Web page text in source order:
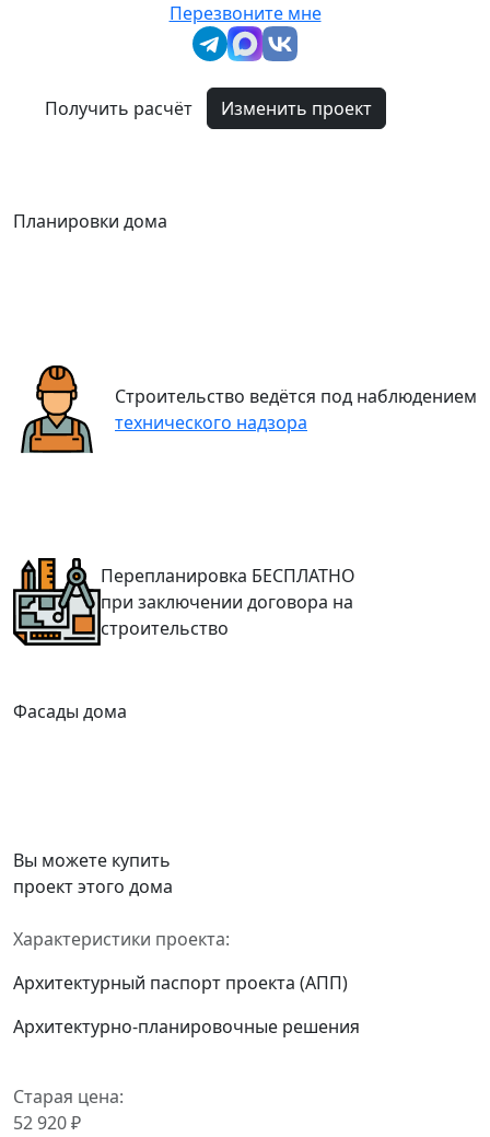
Перезвоните мне
Получить расчёт Изменить проект
Планировки дома
Строительство ведётся под наблюдением
технического надзора
Перепланировка БЕСПЛАТНО
при заключении договора на
строительство
Фасады дома
Вы можете купить
проект этого дома
Характеристики проекта:
Архитектурный паспорт проекта (АПП)
Архитектурно-планировочные решения
Старая цена:
52 920 ₽